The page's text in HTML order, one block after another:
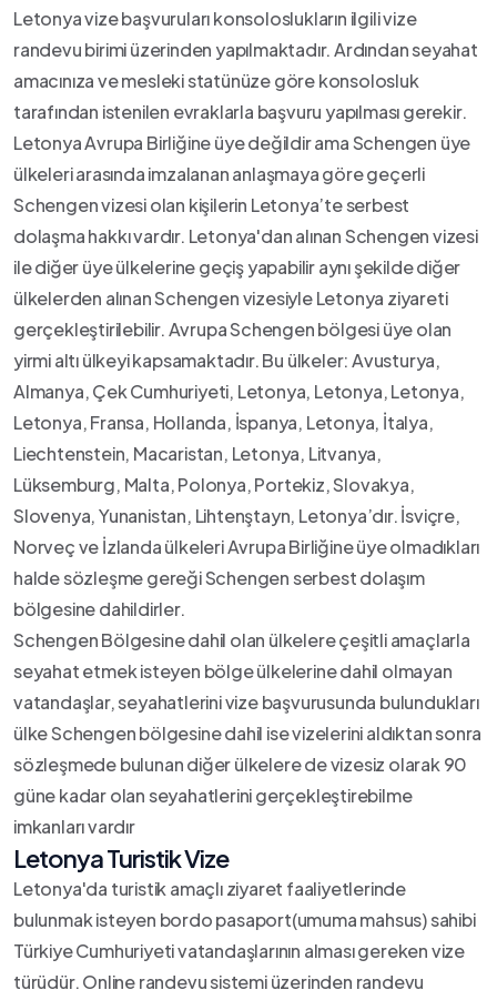
Letonya vize başvuruları konsoloslukların ilgili vize
randevu birimi üzerinden yapılmaktadır. Ardından seyahat
amacınıza ve mesleki statünüze göre konsolosluk
tarafından istenilen evraklarla başvuru yapılması gerekir.
Letonya Avrupa Birliğine üye değildir ama Schengen üye
ülkeleri arasında imzalanan anlaşmaya göre geçerli
Schengen vizesi olan kişilerin Letonya’te serbest
dolaşma hakkı vardır. Letonya'dan alınan Schengen vizesi
ile diğer üye ülkelerine geçiş yapabilir aynı şekilde diğer
ülkelerden alınan Schengen vizesiyle Letonya ziyareti
gerçekleştirilebilir. Avrupa Schengen bölgesi üye olan
yirmi altı ülkeyi kapsamaktadır. Bu ülkeler: Avusturya,
Almanya, Çek Cumhuriyeti, Letonya, Letonya, Letonya,
Letonya, Fransa, Hollanda, İspanya, Letonya, İtalya,
Liechtenstein, Macaristan, Letonya, Litvanya,
Lüksemburg, Malta, Polonya, Portekiz, Slovakya,
Slovenya, Yunanistan, Lihtenştayn, Letonya’dır. İsviçre,
Norveç ve İzlanda ülkeleri Avrupa Birliğine üye olmadıkları
halde sözleşme gereği Schengen serbest dolaşım
bölgesine dahildirler.
Schengen Bölgesine dahil olan ülkelere çeşitli amaçlarla
seyahat etmek isteyen bölge ülkelerine dahil olmayan
vatandaşlar, seyahatlerini vize başvurusunda bulundukları
ülke Schengen bölgesine dahil ise vizelerini aldıktan sonra
sözleşmede bulunan diğer ülkelere de vizesiz olarak 90
güne kadar olan seyahatlerini gerçekleştirebilme
imkanları vardır
Letonya Turistik Vize
Letonya'da turistik amaçlı ziyaret faaliyetlerinde
bulunmak isteyen bordo pasaport(umuma mahsus) sahibi
Türkiye Cumhuriyeti vatandaşlarının alması gereken vize
türüdür. Online randevu sistemi üzerinden randevu